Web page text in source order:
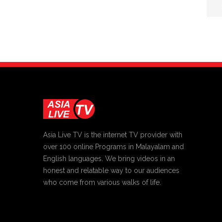
Asia Live TV is the internet TV provider with
over 100 online Programs in Malayalam and
English languages. We bring videos in an
honest and relatable way to our audiences
who come from various walks of life.